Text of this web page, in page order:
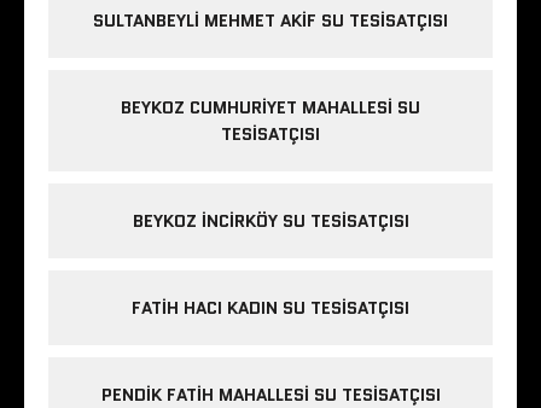
SULTANBEYLI MEHMET AKIF SU TESISATÇISI
BEYKOZ CUMHURIYET MAHALLESI SU
TESISATÇISI
BEYKOZ INCIRKÖY SU TESISATÇISI
FATIH HACI KADIN SU TESISATÇISI
PENDIK FATIH MAHALLESI SU TESISATÇISI